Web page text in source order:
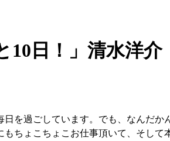
10日！」清水洋介
を過ごしています。でも、なんだか
ちょこちょこお仕事頂いて、そして